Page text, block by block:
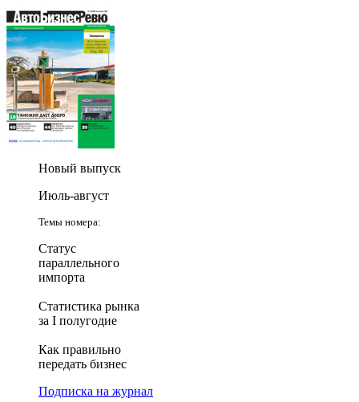
Новый выпуск
Июль-август
Темы номера:
Статус
параллельного
импорта
Статистика рынка
за I полугодие
Как правильно
передать бизнес
Подписка на журнал